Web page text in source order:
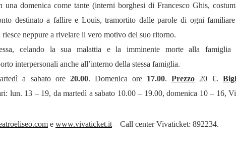
domenica come tante (interni borghesi di Francesco Ghis,
destinato a fallire e Louis, tramortito dalle parole di ogni
neppure a rivelare il vero motivo del suo ritorno.
celando la sua malattia e la imminente morte alla famiglia
interpersonali anche all’interno della stessa famiglia.
a sabato ore 20.00. Domenica ore 17.00. Prezzo 20 €.
lun. 13 – 19, da martedì a sabato 10.00 – 19.00, domenica 10 – 16,
e www.vivaticket.it – Call center Vivaticket: 892234.